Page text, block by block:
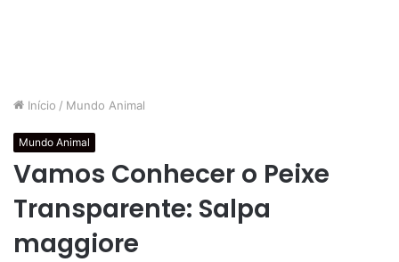
Início / Mundo Animal
Mundo Animal
Vamos Conhecer o Peixe
Transparente: Salpa
maggiore